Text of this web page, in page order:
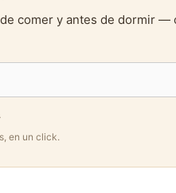
comer y antes de dormir —
en un click.